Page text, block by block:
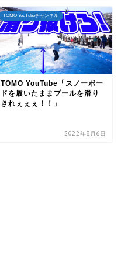
TOMO YouTubeチャンネル
TOMO YouTube「スノーボー
ドを履いたままプールを滑り
きれぇぇぇ！！」
2022年8月6日